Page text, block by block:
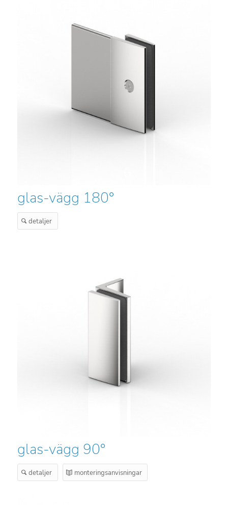
glas-vägg 180°
detaljer
glas-vägg 90°
detaljer monteringsanvisningar